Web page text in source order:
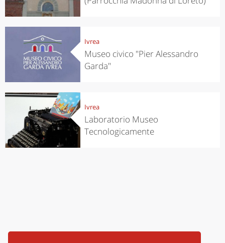
Ivrea
Museo civico "Pier Alessandro
Garda"
Ivrea
Laboratorio Museo
Tecnologicamente